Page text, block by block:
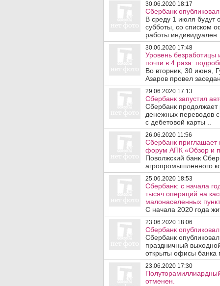
30.06.2020 18:17
Сбербанк
В среду 1 июля будут
субботы, со списком
работы индивидуален
30.06.2020 17:48
Уровень безработицы
почти в 4 раза:
Во вторник, 30 июня,
Азаров провел
29.06.2020 17:13
Сбербанк запустил
Сбербанк продолжает
денежных переводов
с дебетовой карты ..
26.06.2020 11:56
Сбербанк
форум АПК «Обзор и
Поволжский банк
агропромышленного
25.06.2020 18:53
Сбербанк: с начала
тысяч операций на
малонаселенных
С начала 2020 года
23.06.2020 18:06
Сбербанк
Сбербанк
праздничный
открыты офисы банка
23.06.2020 17:30
отменен.